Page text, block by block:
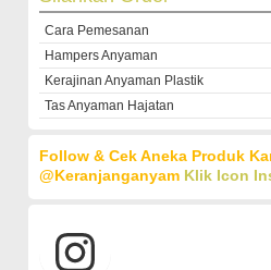
Cara Pemesanan
Hampers Anyaman
Kerajinan Anyaman Plastik
Tas Anyaman Hajatan
Follow & Cek Aneka Produk
@keranjanganyam Klik Icon